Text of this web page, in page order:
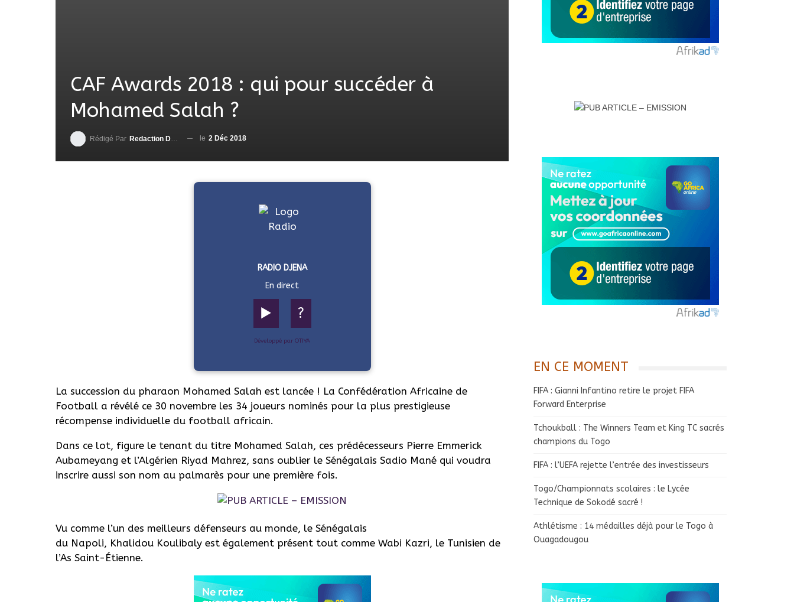
CAF Awards 2018 : qui pour succéder à
Mohamed Salah ?
Rédigé Par Redaction DjenaSport le 2 Déc 2018
RADIO DJENA
En direct
▶️ ?
Développé par OTIYA
La succession du pharaon Mohamed Salah est lancée ! La Confédération Africaine de
Football a révélé ce 30 novembre les 34 joueurs nominés pour la plus prestigieuse
récompense individuelle du football africain.
Dans ce lot, figure le tenant du titre Mohamed Salah, ces prédécesseurs Pierre Emmerick
Aubameyang et l’Algérien Riyad Mahrez, sans oublier le Sénégalais Sadio Mané qui voudra
inscrire aussi son nom au palmarès pour une première fois.
Vu comme l’un des meilleurs défenseurs au monde, le Sénégalais
du Napoli, Khalidou Koulibaly est également présent tout comme Wabi Kazri, le Tunisien de
l’As Saint-Étienne.
EN CE MOMENT
FIFA : Gianni Infantino retire le projet FIFA
Forward Enterprise
Tchoukball : The Winners Team et King TC sacrés
champions du Togo
FIFA : l’UEFA rejette l’entrée des investisseurs
Togo/Championnats scolaires : le Lycée
Technique de Sokodé sacré !
Athlétisme : 14 médailles déjà pour le Togo à
Ouagadougou